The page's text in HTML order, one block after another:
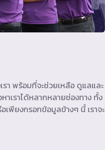
า พร้อมที่จะช่วยเหลือ ดูแลและ
เราได้หลากหลายช่องทาง ทั้ง
เพียงกรอกข้อมูลข้างๆ นี้ เราจะ